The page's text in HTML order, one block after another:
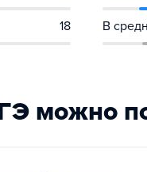
18 В
можно